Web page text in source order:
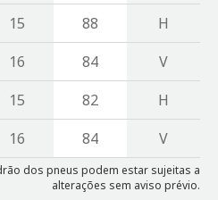
15 88
H
16 84
V
15 82
H
16 84 V
dos pneus podem estar sujeitas a
alterações sem aviso prévio.